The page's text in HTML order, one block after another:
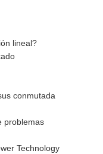
lineal?
conmutada
problemas
Technology